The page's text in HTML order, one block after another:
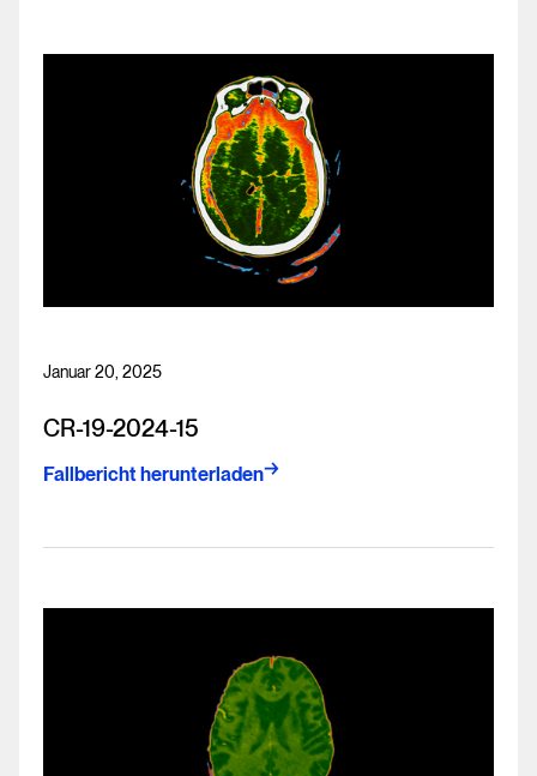
Januar 20, 2025
CR-19-2024-15
Fallbericht herunterladen